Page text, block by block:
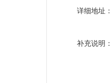
详细地址：
补充说明：